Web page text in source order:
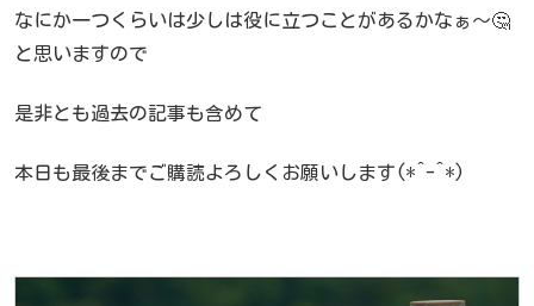
なにか一つくらいは少しは役に立つことがあるかなぁ～🤔
と思いますので
是非とも過去の記事も含めて
本日も最後までご購読よろしくお願いします(*^-^*)